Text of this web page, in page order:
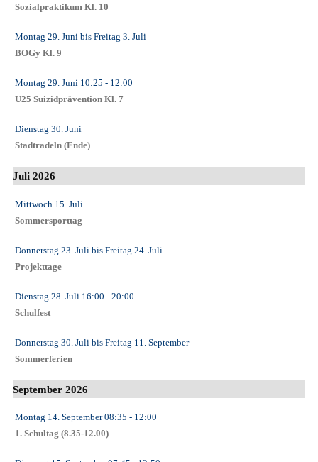
Sozialpraktikum Kl. 10
Montag 29. Juni bis Freitag 3. Juli
BOGy Kl. 9
Montag 29. Juni 10:25 - 12:00
U25 Suizidprävention Kl. 7
Dienstag 30. Juni
Stadtradeln (Ende)
Juli 2026
Mittwoch 15. Juli
Sommersporttag
Donnerstag 23. Juli bis Freitag 24. Juli
Projekttage
Dienstag 28. Juli 16:00 - 20:00
Schulfest
Donnerstag 30. Juli bis Freitag 11. September
Sommerferien
September 2026
Montag 14. September08:35 - 12:00
1. Schultag (8.35-12.00)